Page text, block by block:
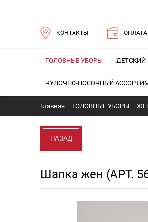
КОНТАКТЫ ОПЛАТА
ГОЛОВНЫЕ УБОРЫ ДЕТСКИЙ
ЧУЛОЧНО-НОСОЧНЫЙ
Главная ГОЛОВНЫЕ УБОРЫ
НАЗАД
Шапка жен (АРТ.